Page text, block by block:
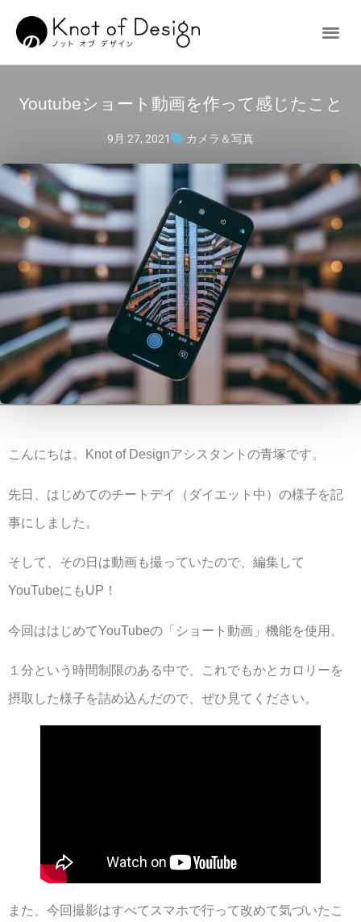
Youtubeショート動画を作って感じたこと
9月 27, 2021 カメラ＆写真
こんにちは。Knot of Designアシスタントの青塚です。
先日、はじめてのチートデイ（ダイエット中）の様子を記
事にしました。
そして、その日は動画も撮っていたので、編集して
YouTubeにもUP！
今回ははじめてYouTubeの「ショート動画」機能を使用。
１分という時間制限のある中で、これでもかとカロリーを
摂取した様子を詰め込んだので、ぜひ見てください。
また、今回撮影はすべてスマホで行って改めて気づいたこ